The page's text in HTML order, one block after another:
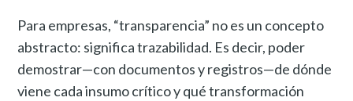
Para empresas, “transparencia” no es un concepto
abstracto: significa trazabilidad. Es decir, poder
demostrar—con documentos y registros—de dónde
viene cada insumo crítico y qué transformación